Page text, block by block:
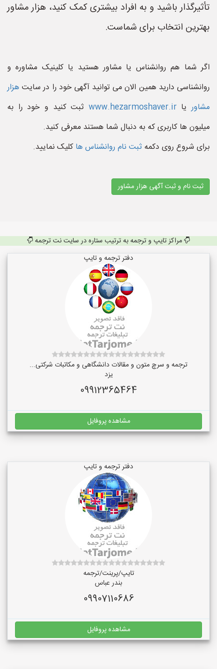
تأثیرگذار باشید و به افراد بیشتری کمک کنید، هزار مشاور
بهترین انتخاب برای شماست.
اگر شما هم روانشناس یا مشاور هستید یا کلینیک مشاوره و
روانشناسی دارید همین الان می توانید آگهی خود را در سایت هزار
مشاوریاwww.hezarmoshaver.ir ثبت کنید و خود را به
میلیون ها کاربری که به دنبال شما هستند معرفی کنید.
برای شروع روی دکمه ثبت نام روانشناس ها کلیک نمایید.
ثبت نام و ثبت آگهی هزار مشاور
مراکز تایپ و ترجمه به ترتیب ستاره در سایت نت ترجمه
دفتر ترجمه و تایپ
ترجمه و سرچ متون و مقالات دانشگاهی و مکاتبات شرکتی...
یزد
09912365464
مشاهده پروفایل
دفتر ترجمه و تایپ
تایپ/پرینت/ترجمه
بندر عباس
09907110686
مشاهده پروفایل